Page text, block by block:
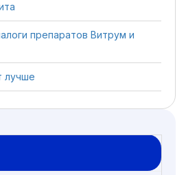
препаратов Витрум и
лучше